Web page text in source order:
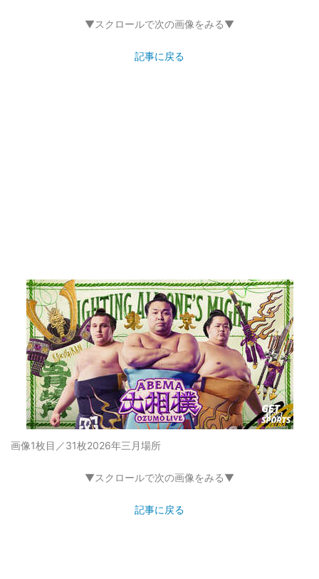
▼スクロールで次の画像をみる▼
記事に戻る
画像1枚目／31枚2026年三月場所
▼スクロールで次の画像をみる▼
記事に戻る